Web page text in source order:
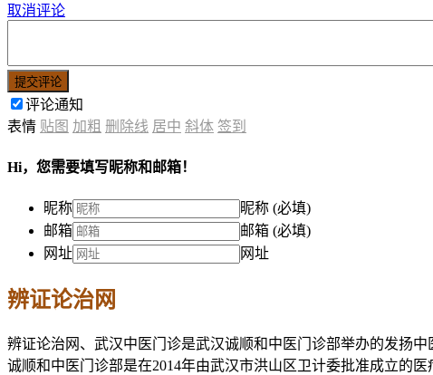
取消评论
提交评论
评论通知
表情 贴图 加粗 删除线 居中 斜体 签到
Hi，您需要填写昵称和邮箱！
昵称
昵称 (必填)
邮箱
邮箱 (必填)
网址
网址
辨证论治网
辨证论治网、武汉中医门诊是武汉诚顺和中医门诊部举办的发扬
诚顺和中医门诊部是在2014年由武汉市洪山区卫计委批准成立的